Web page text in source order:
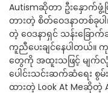
Autismဆိုတာ ဦးနှောက်
တားတဲ့ စိတ်ဝေဒနာတစ်ခုပါ
တဲ့ ဝေဒနာရှင် သန်းခြော
ကူညီပေးချင်နေပါတယ်။
တွေကို အထူးသဖြင့် မျက်
ပေါင်းသင်းဆက်ဆံရေး
ထားတဲ့ Look At Meဆိုတဲ့